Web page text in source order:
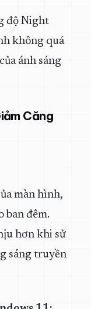
độ Night
không quá
ánh sáng
Căng
màn hình,
ban đêm.
hơn khi sử
sáng truyền